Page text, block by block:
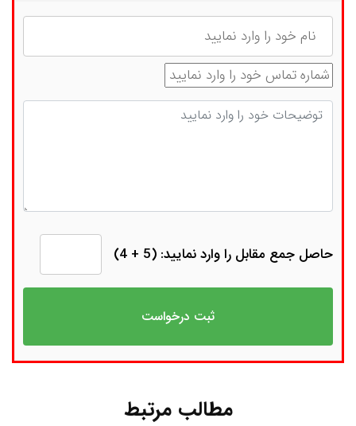
نام
شماره تماس
توضیحات
حاصل جمع مقابل را وارد نمایید: (5 + 4)
مطالب مرتبط